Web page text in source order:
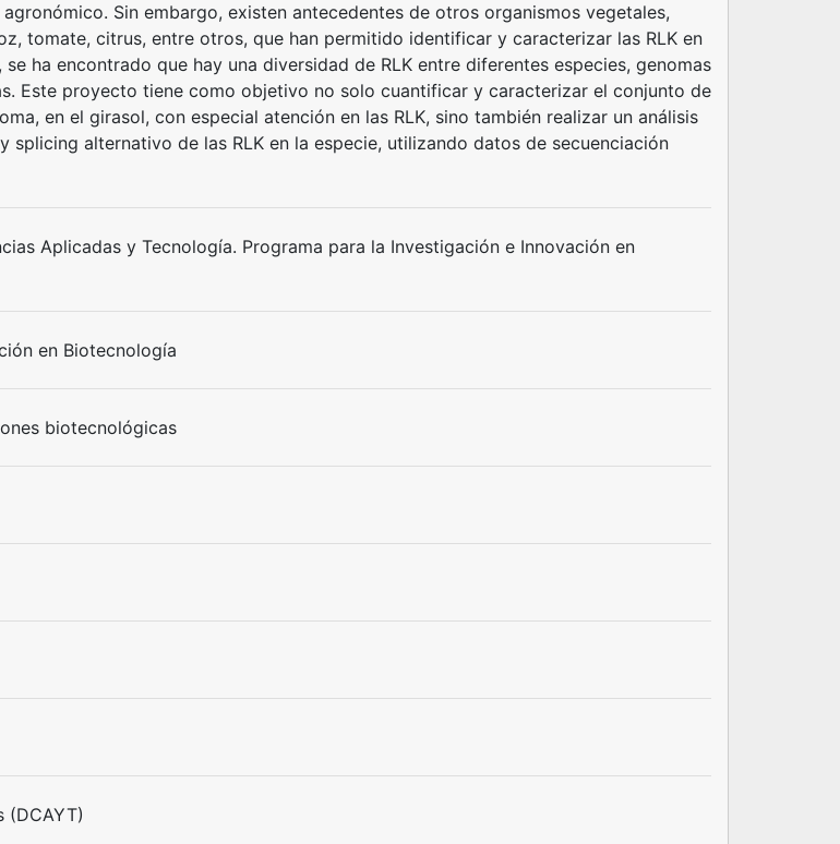
Sin embargo, existen antecedentes de otros organismos vegetales,
tomate, citrus, entre otros, que han permitido identificar y caracterizar las RLK en
se ha encontrado que hay una diversidad de RLK entre diferentes especies, genomas
Este proyecto tiene como objetivo no solo cuantificar y caracterizar el conjunto de
en el girasol, con especial atención en las RLK, sino también realizar un análisis
splicing alternativo de las RLK en la especie, utilizando datos de secuenciación
Aplicadas y Tecnología. Programa para la Investigación e Innovación en
en Biotecnología
biotecnológicas
(DCAYT)